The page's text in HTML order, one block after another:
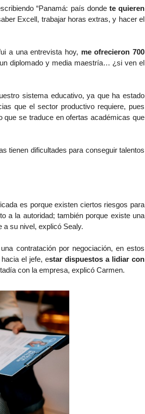
“Panamá: país donde te quieren
Excell, trabajar horas extras, y hacer el
a una entrevista hoy, me ofrecieron 700
diplomado y media maestría… ¿si ven el
sistema educativo, ya que ha estado
que el sector productivo requiere, pues
se traduce en ofertas académicas que
tienen dificultades para conseguir talentos
es porque existen ciertos riesgos para
a la autoridad; también porque existe una
a su nivel, explicó Sealy.
contratación por negociación, en estos
el jefe, estar dispuestos a lidiar con
con la empresa, explicó Carmen.